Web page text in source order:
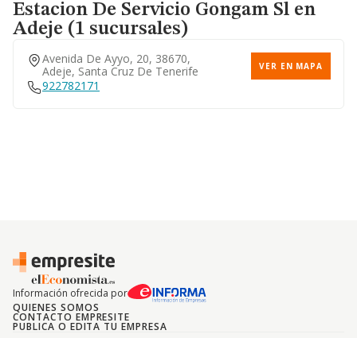
Estacion De Servicio Gongam Sl en
Adeje (1 sucursales)
Avenida De Ayyo, 20, 38670,
Adeje, Santa Cruz De Tenerife
VER EN MAPA
922782171
Información ofrecida por
QUIENES SOMOS
CONTACTO EMPRESITE
PUBLICA O EDITA TU EMPRESA